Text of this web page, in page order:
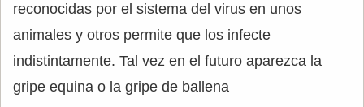
reconocidas por el sistema del virus en unos
animales y otros permite que los infecte
indistintamente. Tal vez en el futuro aparezca la
gripe equina o la gripe de ballena